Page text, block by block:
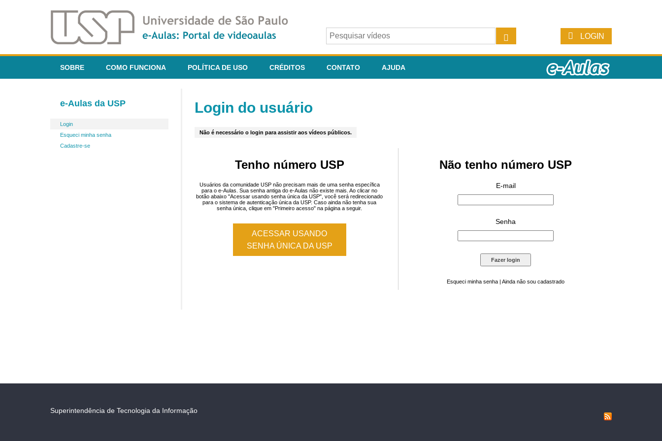
LOGIN
SOBRE COMO FUNCIONA POLÍTICA DE USO CRÉDITOS CONTATO AJUDA
e-Aulas da USP
Login
Esqueci minha senha
Cadastre-se
Login do usuário
Não é necessário o login para assistir aos vídeos públicos.
Tenho número USP
Usuários da comunidade USP não precisam mais de uma senha específica
para o e-Aulas. Sua senha antiga do e-Aulas não existe mais. Ao clicar no
botão abaixo "Acessar usando senha única da USP", você será redirecionado
para o sistema de autenticação única da USP. Caso ainda não tenha sua
senha única, clique em "Primeiro acesso" na página a seguir.
ACESSAR USANDO
SENHA ÚNICA DA USP
Não tenho número USP
E-mail
Senha
Esqueci minha senha | Ainda não sou cadastrado
Superintendência de Tecnologia da Informação